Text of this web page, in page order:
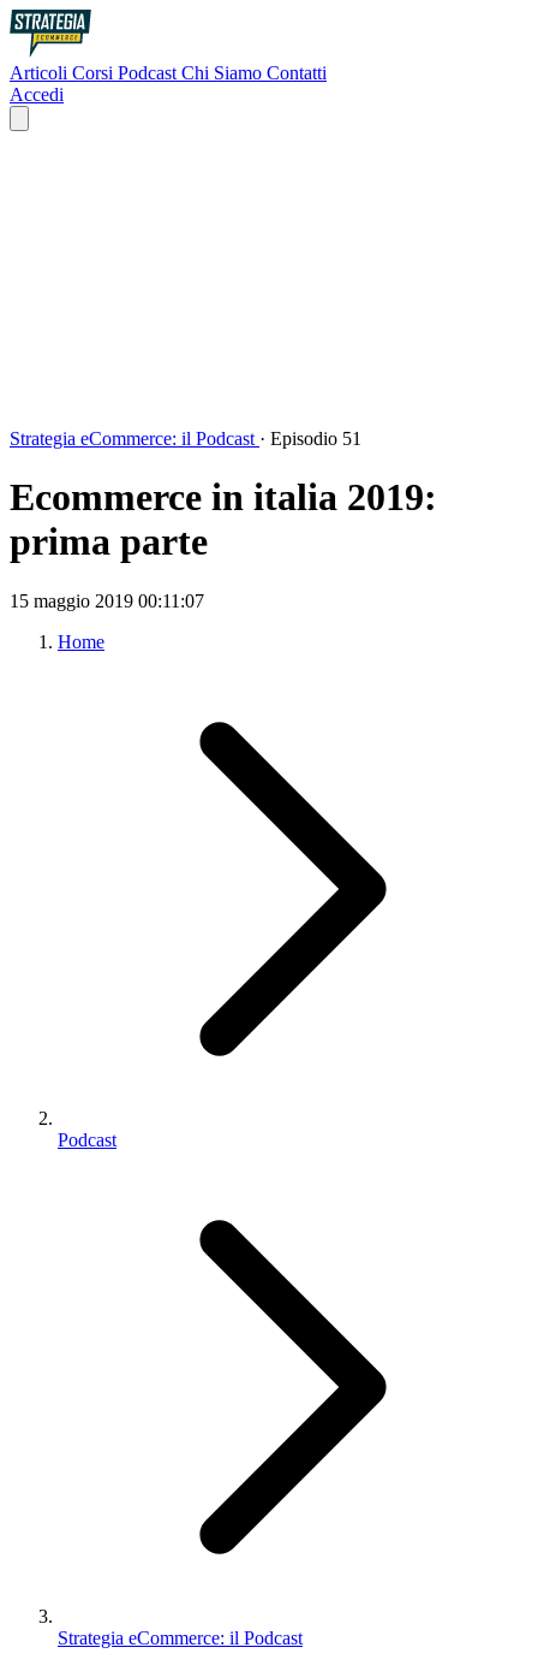
Articoli Corsi Podcast Chi Siamo Contatti
Accedi
Strategia eCommerce: il Podcast · Episodio 51
Ecommerce in italia 2019:
prima parte
15 maggio 2019 00:11:07
Home
Podcast
Strategia eCommerce: il Podcast